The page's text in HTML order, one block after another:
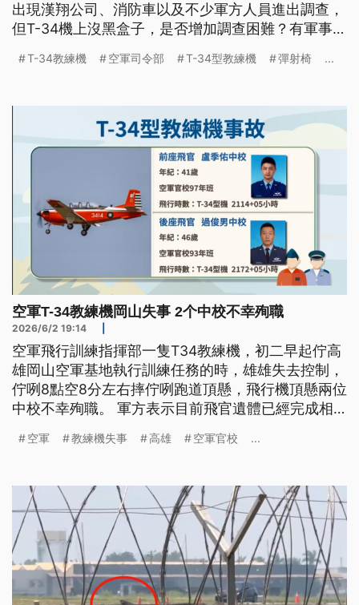
出現漢翔公司、消防車以及不少軍方人員進出調查，
但T-34機上沒黑盒子，是否增加調查困難？有軍事專
軍司令部強調，T-34型教練機壽期都未達壽限，且機
椅、黑盒子納入規劃，依期程推動新機籌購事宜。
T-34教練機 空軍司令部 T-34型教練機 彈射椅 ...
空軍T-34教練機岡山失事 2个中校不幸殉職
2026/6/2 19:14
空軍飛行訓練指揮部一隻T34教練機，初二早起佇高
雄岡山空軍基地執行訓練任務的時，雄雄失去控制，
佇咧8點空8分左右摔佇咧跑道頂懸，飛行機頂懸兩位
中校不幸殉職。 軍方表示目前飛官遺體已經完成相
過程嘛攏無異狀抑是共基地喝救命，詳細的失事原因
文）
空軍 教練機失事 高雄 空軍官校 ...